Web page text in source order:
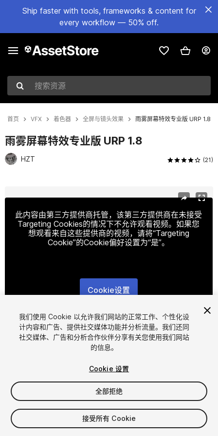
Ship faster with tools, frameworks & content for
every workflow — 50% off.
搜索资源
首页 VFX 着色器 全屏与镜头效果 雨雾屏幕特效专业版 URP 1.8
雨雾屏幕特效专业版 URP 1.8
HZT (21)
此内容由第三方提供商托管，该第三方提供商在未接受
Targeting Cookies的情况下不允许观看视频。如果您
想观看来自这些提供商的视频，请将“Targeting
Cookie”的Cookie偏好设置为“是”。
Cookie设置
1/17
$20
增值税将在结算时计算
我们使用 Cookie 以允许我们网站的正常工作、个性化设
计内容和广告、提供社交媒体功能并分析流量。我们还同
社交媒体、广告和分析合作伙伴分享有关您使用我们网站
的信息。
Cookie 设置
全部拒绝
接受所有 Cookie